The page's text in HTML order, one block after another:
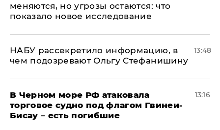
меняются, но угрозы остаются: что
показало новое исследование
НАБУ рассекретило информацию, в
чем подозревают Ольгу Стефанишину
13:48
В Черном море РФ атаковала
торговое судно под флагом Гвинеи-
Бисау – есть погибшие
13:16